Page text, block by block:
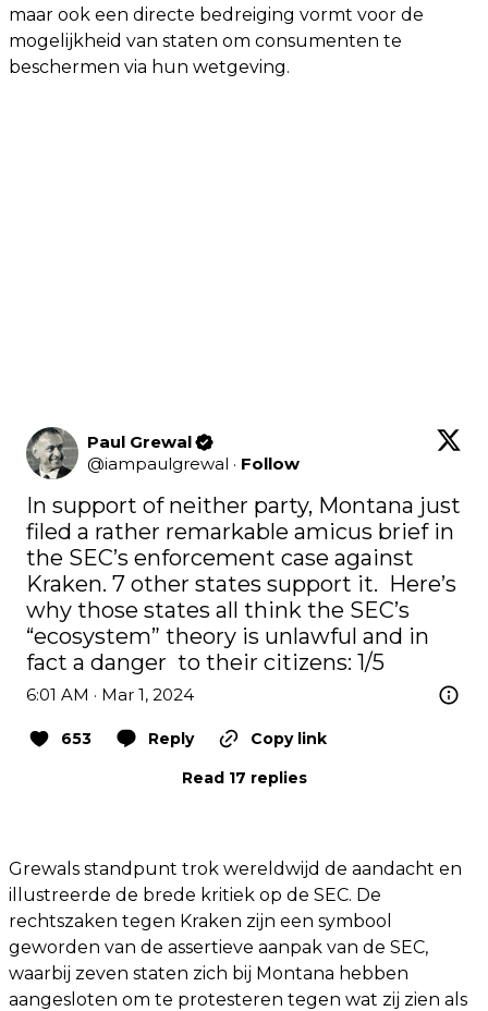
maar ook een directe bedreiging vormt voor de
mogelijkheid van staten om consumenten te
beschermen via hun wetgeving.
Paul Grewal
@iampaulgrewal · Follow
In support of neither party, Montana just
filed a rather remarkable amicus brief in
the SEC’s enforcement case against
Kraken. 7 other states support it.  Here’s
why those states all think the SEC’s
“ecosystem” theory is unlawful and in
fact a danger  to their citizens: 1/5
6:01 AM · Mar 1, 2024
653 Reply
Copy link
Read 17 replies
Grewals standpunt trok wereldwijd de aandacht en
illustreerde de brede kritiek op de SEC. De
rechtszaken tegen Kraken zijn een symbool
geworden van de assertieve aanpak van de SEC,
waarbij zeven staten zich bij Montana hebben
aangesloten om te protesteren tegen wat zij zien als